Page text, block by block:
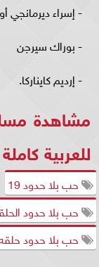
- إسراء ديرمانجي
- بوراك سيرجن
- إرديم كايناركا.
للعربية
حب بلا حدود 19
حب بلا حدود الحلقه
حب بلا حدود حلقه